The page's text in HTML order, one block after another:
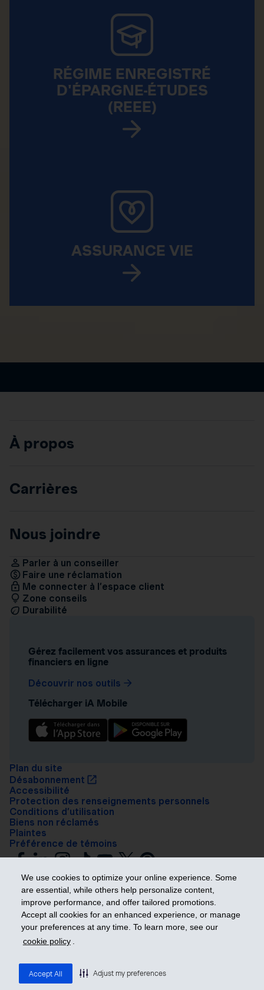
We use cookies to optimize your online experience. Some
are essential, while others help personalize content,
improve performance, and offer tailored promotions.
Accept all cookies for an enhanced experience, or manage
your preferences at any time. To learn more, see our
cookie policy .
Accept All Adjust my preferences
RÉGIME ENREGISTRÉ
D'ÉPARGNE-ÉTUDES
(REEE)
ASSURANCE VIE
À propos
Carrières
Nous joindre
Parler à un conseiller
Faire une réclamation
Me connecter à l’espace client
Zone conseils
Durabilité
Gérez facilement vos assurances et produits
financiers en ligne
Découvrir nos outils
Télécharger iA Mobile
Plan du site
Désabonnement
Accessibilité
Protection des renseignements personnels
Conditions d’utilisation
Biens non réclamés
Plaintes
Préférence de témoins
Prendre les devants
Groupe financier. Tous droits réservés.